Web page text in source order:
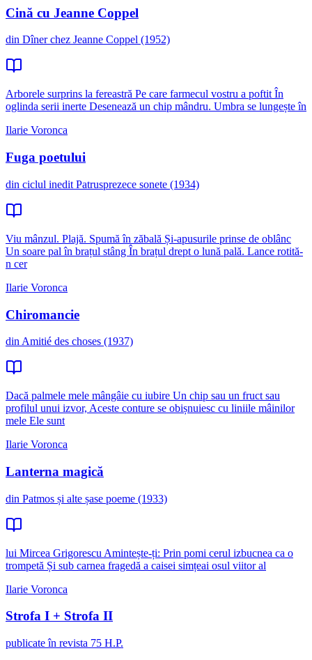
Cină cu Jeanne Coppel
din Dîner chez Jeanne Coppel (1952)
Arborele surprins la fereastră Pe care farmecul vostru a poftit În
oglinda serii inerte Desenează un chip mândru. Umbra se lungește în
Ilarie Voronca
Fuga poetului
din ciclul inedit Patrusprezece sonete (1934)
Viu mânzul. Plajă. Spumă în zăbală Și-apusurile prinse de oblânc
Un soare pal în brațul stâng În brațul drept o lună pală. Lance rotită-
n cer
Ilarie Voronca
Chiromancie
din Amitié des choses (1937)
Dacă palmele mele mângâie cu iubire Un chip sau un fruct sau
profilul unui izvor, Aceste conture se obișnuiesc cu liniile mâinilor
mele Ele sunt
Ilarie Voronca
Lanterna magică
din Patmos și alte șase poeme (1933)
lui Mircea Grigorescu Amintește-ți: Prin pomi cerul izbucnea ca o
trompetă Și sub carnea fragedă a caisei simțeai osul viitor al
Ilarie Voronca
Strofa I + Strofa II
publicate în revista 75 H.P.